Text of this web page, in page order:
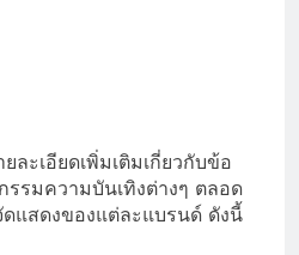
ะเอียดเพิ่มเติมเกี่ยวกับข้อ
รรมความบันเทิงต่างๆ ตลอด
แสดงของแต่ละแบรนด์ ดังนี้